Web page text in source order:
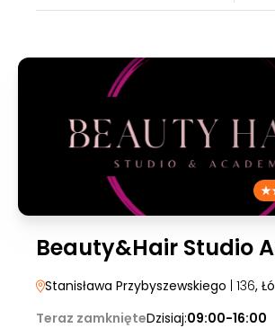
Beauty&Hair Studio
Stanisława Przybyszewskiego | 136,
Teraz zamknięteDzisiaj:09:00-16:00